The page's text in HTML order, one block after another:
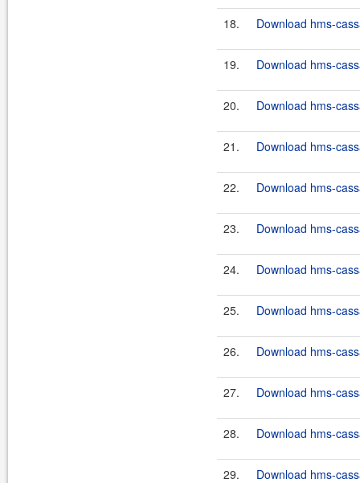
18. Download hms-
19. Download hms-
20. Download hms-
21. Download hms-
22. Download hms-
23. Download hms-
24. Download hms-
25. Download hms-
26. Download hms-
27. Download hms-
28. Download hms-
29. Download hms-